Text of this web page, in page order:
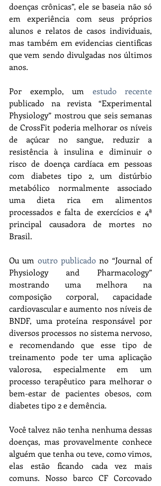
doenças crônicas”, ele se baseia não só
em experiência com seus próprios
alunos e relatos de casos individuais,
mas também em evidencias cientificas
que vem sendo divulgadas nos últimos
anos.
Por exemplo, um estudo recente
publicado na revista “Experimental
Physiology” mostrou que seis semanas
de CrossFit poderia melhorar os níveis
de açúcar no sangue, reduzir a
resistência à insulina e diminuir o
risco de doença cardíaca em pessoas
com diabetes tipo 2, um distúrbio
metabólico normalmente associado
uma dieta rica em alimentos
processados ​​e falta de exercícios e 4ª
principal causadora de mortes no
Brasil.
Ou um outro publicado no “Journal of
Physiology and Pharmacology”
mostrando uma melhora na
composição corporal, capacidade
cardiovascular e aumento nos níveis de
BNDF, uma proteína responsável por
diversos processos no sistema nervoso,
e recomendando que esse tipo de
treinamento pode ter uma aplicação
valorosa, especialmente em um
processo terapêutico para melhorar o
bem-estar de pacientes obesos, com
diabetes tipo 2 e demência.
Você talvez não tenha nenhuma dessas
doenças, mas provavelmente conhece
alguém que tenha ou teve, como vimos,
elas estão ficando cada vez mais
comuns. Nosso barco CF Corcovado